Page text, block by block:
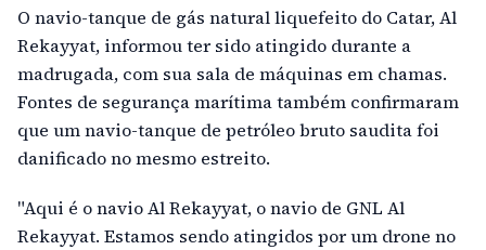
O navio-tanque de gás natural liquefeito do Catar, Al
Rekayyat, informou ter sido atingido durante a
madrugada, com sua sala de máquinas em chamas.
Fontes de segurança marítima também confirmaram
que um navio-tanque de petróleo bruto saudita foi
danificado no mesmo estreito.
"Aqui é o navio Al Rekayyat, o navio de GNL Al
Rekayyat. Estamos sendo atingidos por um drone no